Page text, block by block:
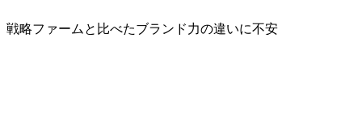
戦略ファームと比べたブランド力の違いに不安